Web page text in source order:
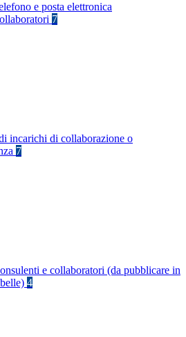
e posta elettronica
7
incarichi di collaborazione o
7
e collaboratori (da pubblicare in
4